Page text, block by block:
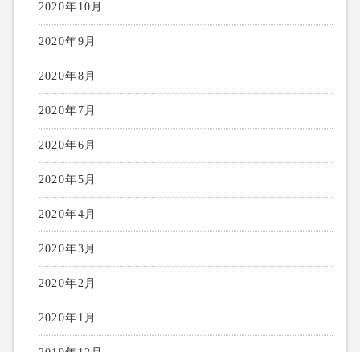
2020年10月
2020年9月
2020年8月
2020年7月
2020年6月
2020年5月
2020年4月
2020年3月
2020年2月
2020年1月